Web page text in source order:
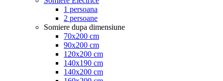
1 persoana
2 persoane
Somiere dupa dimensiune
70x200 cm
90x200 cm
120x200 cm
140x190 cm
140x200 cm